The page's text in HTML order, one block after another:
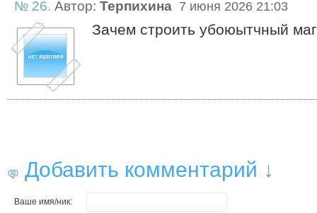
№ 26. Автор: Терпихина 7 июня 2026 21:03
Зачем строить убоюытчный
Добавить комментарий ↓
Ваше имя/ник: